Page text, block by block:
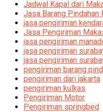
Jadwal Kapal dari
Jasa Barang Pindahan
jasa pengiriman
Jasa Pengiriman
jasa pengiriman
jasa pengiriman
jasa pengiriman
pengiriman barang
pengiriman dari jakarta
pengiriman kulkas
Pengiriman Motor
Pengiriman springbed